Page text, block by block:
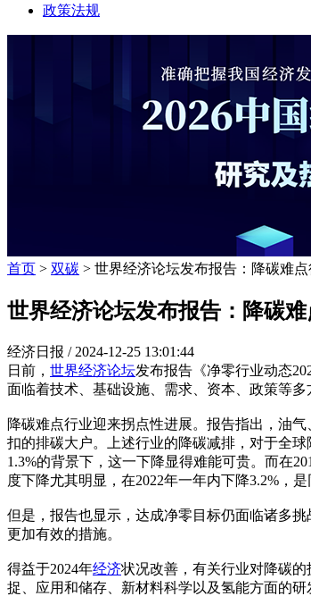
政策法规
首页 > 双碳 > 世界经济论坛发布报告：降碳难
世界经济论坛发布报告：降碳
经济日报 / 2024-12-25 13:01:44
日前， 世界经济论坛发布报告《净零行业动态
面临着技术、基础设施、需求、资本、政策等多
降碳难点行业迎来拐点性进展。报告指出，油
扣的排碳大户。上述行业的降碳减排，对于全
1.3%的背景下，这一下降显得难能可贵。而在
度下降尤其明显，在2022年一年内下降3.2%，
但是，报告也显示，达成净零目标仍面临诸多
更加有效的措施。
得益于2024年经济状况改善，有关行业对降碳
捉、应用和储存、新材料科学以及氢能方面的研